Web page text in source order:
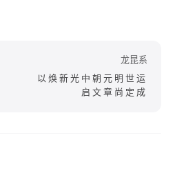
龙昆系
以焕新光中朝元明世运
启文章尚定成